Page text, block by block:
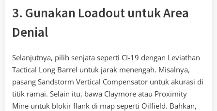
3. Gunakan Loadout untuk Area
Denial
Selanjutnya, pilih senjata seperti CI-19 dengan Leviathan
Tactical Long Barrel untuk jarak menengah. Misalnya,
pasang Sandstorm Vertical Compensator untuk akurasi di
titik ramai. Selain itu, bawa Claymore atau Proximity
Mine untuk blokir flank di map seperti Oilfield. Bahkan,